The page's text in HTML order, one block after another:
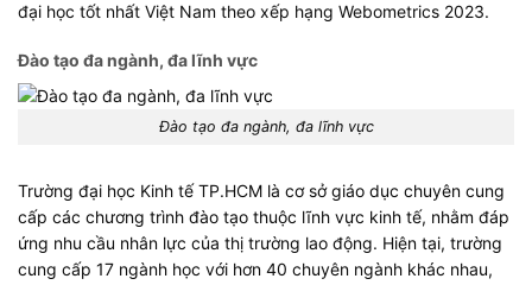
đại học tốt nhất Việt Nam theo xếp hạng Webometrics 2023.
Đào tạo đa ngành, đa lĩnh vực
Đào tạo đa ngành, đa lĩnh vực
Trường đại học Kinh tế TP.HCM là cơ sở giáo dục chuyên cung
cấp các chương trình đào tạo thuộc lĩnh vực kinh tế, nhằm đáp
ứng nhu cầu nhân lực của thị trường lao động. Hiện tại, trường
cung cấp 17 ngành học với hơn 40 chuyên ngành khác nhau,